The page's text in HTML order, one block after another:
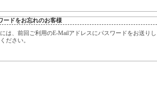
ードをお忘れのお客様
は、前回ご利用のE-Mailアドレスにパスワードをお送り
ださい。